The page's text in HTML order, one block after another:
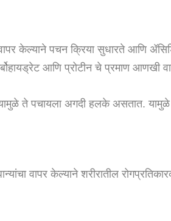
केल्याने पचन क्रिया सुधारते आणि
आणि प्रोटीन चे प्रमाण आणखी
ते पचायला अगदी हलके असतात.
वापर केल्याने शरीरातील